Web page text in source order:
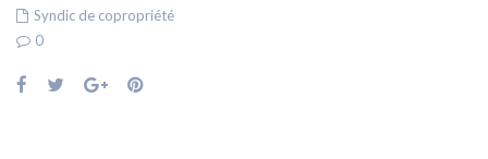
Syndic de copropriété
0